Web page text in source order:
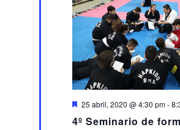
Destacado
25 abril, 2020 @ 4:30 pm-
4º Seminario de